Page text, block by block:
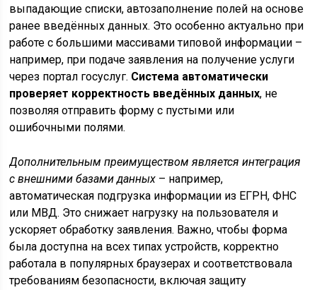
выпадающие списки, автозаполнение полей на основе
ранее введённых данных. Это особенно актуально при
работе с большими массивами типовой информации –
например, при подаче заявления на получение услуги
через портал госуслуг. Система автоматически
проверяет корректность введённых данных, не
позволяя отправить форму с пустыми или
ошибочными полями.
Дополнительным преимуществом является интеграция
с внешними базами данных – например,
автоматическая подгрузка информации из ЕГРН, ФНС
или МВД. Это снижает нагрузку на пользователя и
ускоряет обработку заявления. Важно, чтобы форма
была доступна на всех типах устройств, корректно
работала в популярных браузерах и соответствовала
требованиям безопасности, включая защиту